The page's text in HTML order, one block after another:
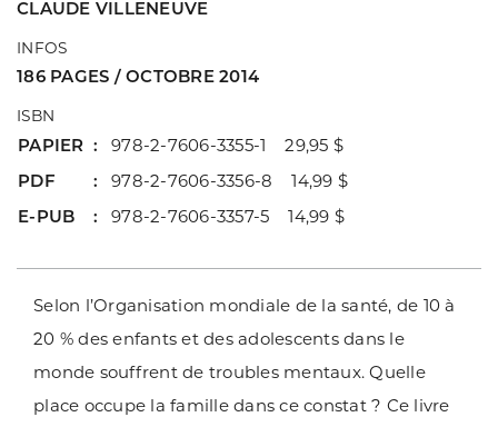
CLAUDE VILLENEUVE
INFOS
186 PAGES / OCTOBRE 2014
ISBN
PAPIER
978-2-7606-3355-1 29,95 $
PDF
978-2-7606-3356-8 14,99 $
E-PUB
978-2-7606-3357-5 14,99 $
Selon l’Organisation mondiale de la santé, de 10 à
20 % des enfants et des adolescents dans le
monde souffrent de troubles mentaux. Quelle
place occupe la famille dans ce constat ? Ce livre